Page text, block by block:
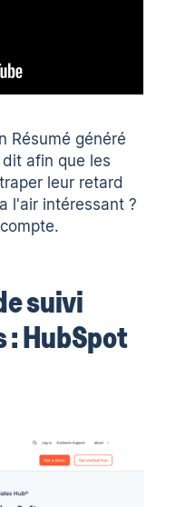
Résumé généré
afin que les
leur retard
l'air intéressant ?
compte.
suivi
: HubSpot